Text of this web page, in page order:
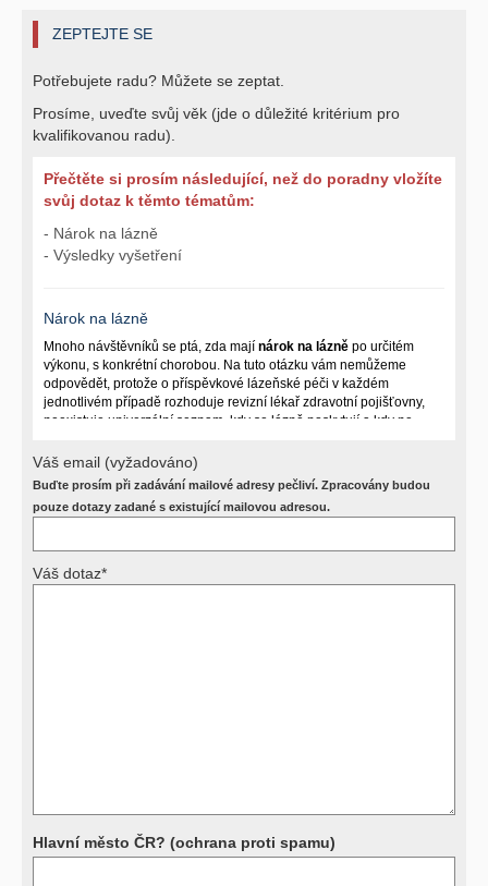
ZEPTEJTE SE
Potřebujete radu? Můžete se zeptat.
Prosíme, uveďte svůj věk (jde o důležité kritérium pro
kvalifikovanou radu).
Přečtěte si prosím následující, než do poradny vložíte
svůj dotaz k těmto tématům:
- Nárok na lázně
- Výsledky vyšetření
Nárok na lázně
Mnoho návštěvníků se ptá, zda mají nárok na lázně po určitém
výkonu, s konkrétní chorobou. Na tuto otázku vám nemůžeme
odpovědět, protože o příspěvkové lázeňské péči v každém
jednotlivém případě rozhoduje revizní lékař zdravotní pojišťovny,
neexistuje univerzální seznam, kdy se lázně poskytují a kdy ne.
postižení pacienta a dalších zdravotních okolnostech.
Požádejte svého ošetřujícího lékaře o návrh, který pak posoudí
příslušný revizní lékař. My vám spolehlivou odpověď dát
Výsledky vyšetření
Váš email (vyžadováno)
Buďte prosím při zadávání mailové adresy pečliví. Zpracovány budou
pouze dotazy zadané s existující mailovou adresou.
Váš dotaz*
Hlavní město ČR? (ochrana proti spamu)